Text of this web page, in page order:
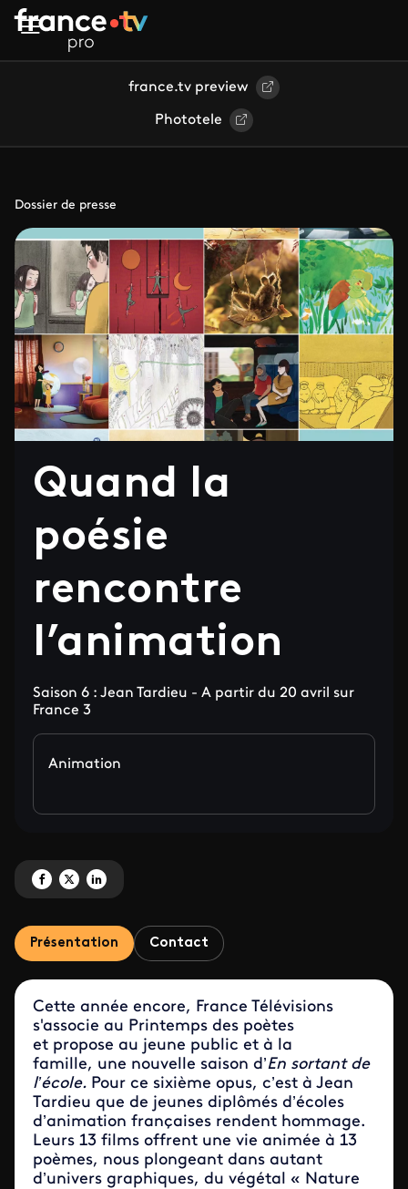
Aller au contenu principal
france.tv preview
Phototele
Dossier de presse
Quand la
poésie
rencontre
l’animation
Saison 6 : Jean Tardieu - A partir du 20 avril sur
France 3
Animation
Partagez 'Quand la poésie rencontre l’animation ' sur Facebook
Partagez 'Quand la poésie rencontre l’animation ' sur X
Partagez 'Quand la poésie rencontre l’animation ' sur LinkedIn
Présentation Contact
Cette année encore, France Télévisions
s'associe au Printemps des poètes
et propose au jeune public et à la
famille, une nouvelle saison d’En sortant de
l’école. Pour ce sixième opus, c’est à Jean
Tardieu que de jeunes diplômés d’écoles
d’animation françaises rendent hommage.
Leurs 13 films offrent une vie animée à 13
poèmes, nous plongeant dans autant
d’univers graphiques, du végétal « Nature